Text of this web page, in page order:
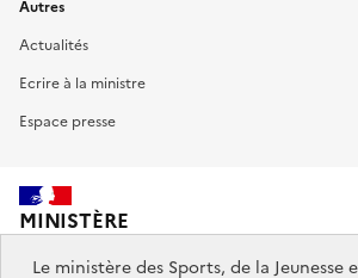
Autres
Actualités
Ecrire à la ministre
Espace presse
MINISTÈRE
DES SPORTS,
DE LA JEUNESSE
Le ministère des Sports, de la Jeunesse